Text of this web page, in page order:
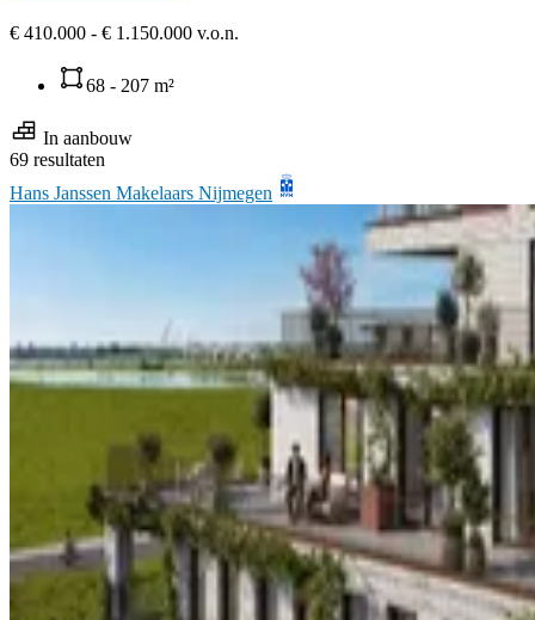
€ 410.000 - € 1.150.000 v.o.n.
68 - 207 m²
In aanbouw
69 resultaten
Hans Janssen Makelaars Nijmegen